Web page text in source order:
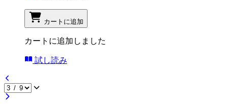
カートに追加
カートに追加しました
試し読み